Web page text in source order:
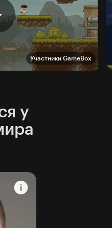
Участники GameBox
у